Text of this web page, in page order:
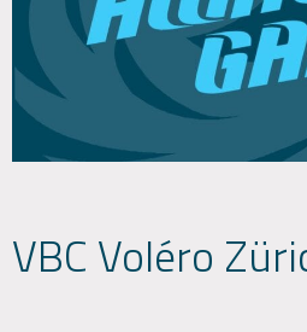
VBC Voléro